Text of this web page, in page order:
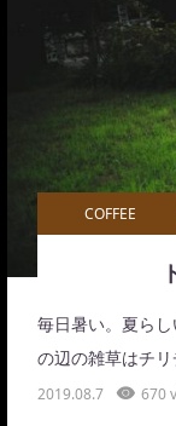
COFFEE
毎日暑い。夏ら
の辺の雑草はチ
2019.08.7 670